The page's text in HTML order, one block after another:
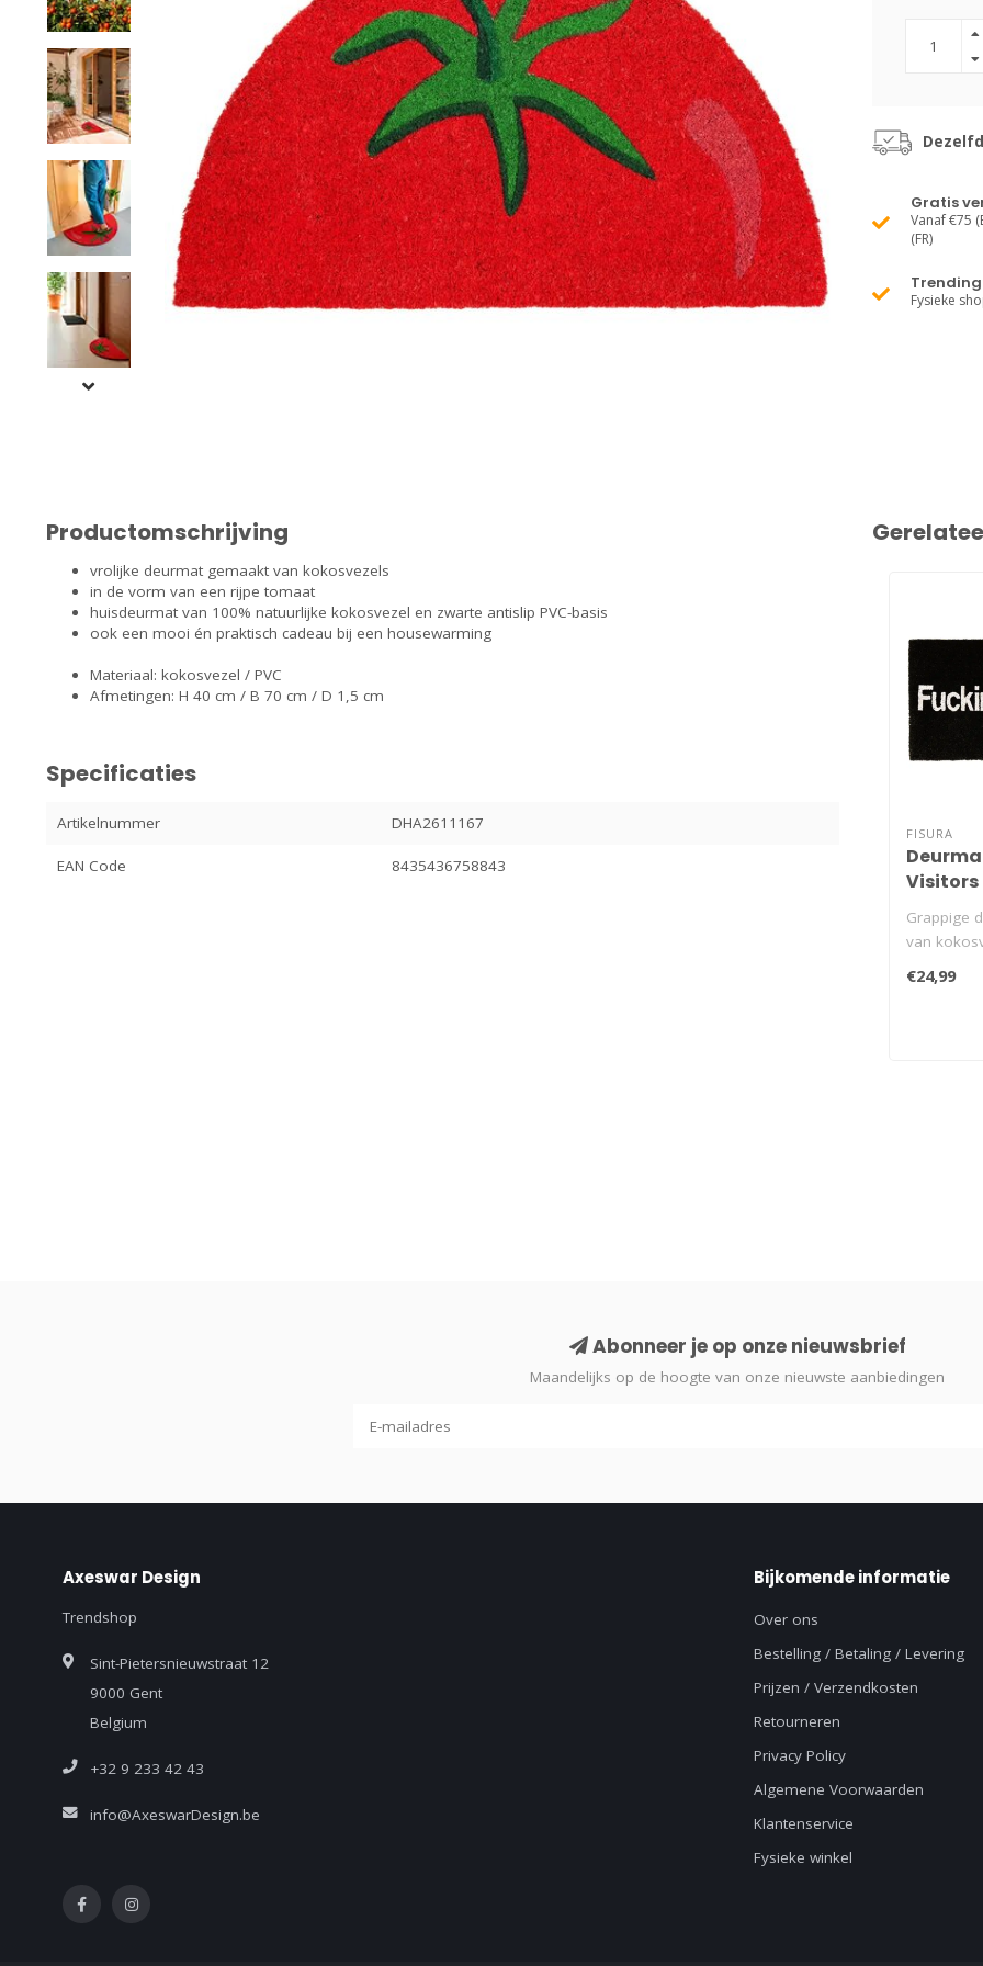
Gratis
Vanaf €75
(FR)
Trending
Fysieke
Productomschrijving
vrolijke deurmat gemaakt van kokosvezels
in de vorm van een rijpe tomaat
huisdeurmat van 100% natuurlijke kokosvezel en zwarte antislip PVC-basis
ook een mooi én praktisch cadeau bij een housewarming
Materiaal: kokosvezel / PVC
Afmetingen: H 40 cm / B 70 cm / D 1,5 cm
Specificaties
Artikelnummer DHA2611167
EAN Code 8435436758843
FISURA
Visitors
Grappige
van
€24,99
Abonneer je op onze nieuwsbrief
Maandelijks op de hoogte van onze nieuwste aanbiedingen
Axeswar Design
Trendshop
Sint-Pietersnieuwstraat 12
9000 Gent
Belgium
+32 9 233 42 43
info@AxeswarDesign.be
Bijkomende informatie
Over ons
Bestelling / Betaling / Levering
Prijzen / Verzendkosten
Retourneren
Privacy Policy
Algemene Voorwaarden
Klantenservice
Fysieke winkel